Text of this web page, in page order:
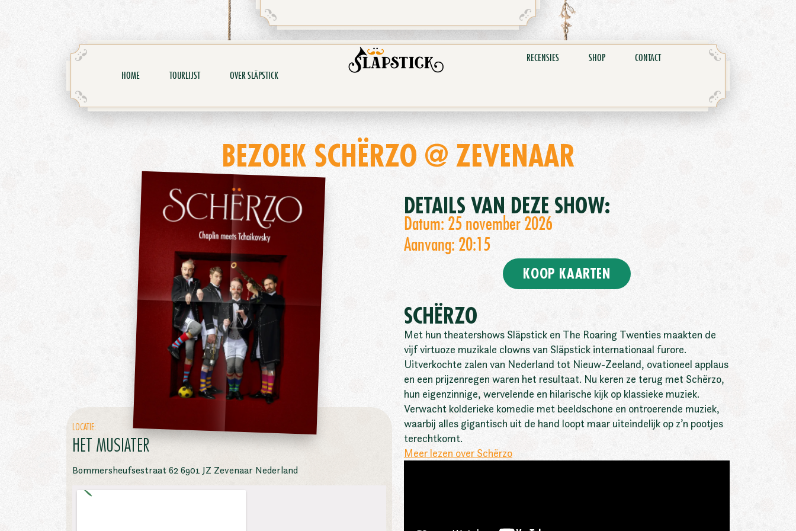
HOME TOURLIJST OVER SLÄPSTICK
RECENSIES SHOP CONTACT
BEZOEK SCHËRZO @ ZEVENAAR
DETAILS VAN DEZE SHOW:
Datum: 25 november 2026
Aanvang: 20:15
KOOP KAARTEN
SCHËRZO
Met hun theatershows Släpstick en The Roaring Twenties maakten de
vijf virtuoze muzikale clowns van Släpstick internationaal furore.
Uitverkochte zalen van Nederland tot Nieuw-Zeeland, ovationeel applaus
en een prijzenregen waren het resultaat. Nu keren ze terug met Schërzo,
hun eigenzinnige, wervelende en hilarische kijk op klassieke muziek.
Verwacht kolderieke komedie met beeldschone en ontroerende muziek,
waarbij alles gigantisch uit de hand loopt maar uiteindelijk op z’n pootjes
terechtkomt.
Meer lezen over Schërzo
LOCATIE:
HET MUSIATER
Bommersheufsestraat 62 6901 JZ Zevenaar Nederland